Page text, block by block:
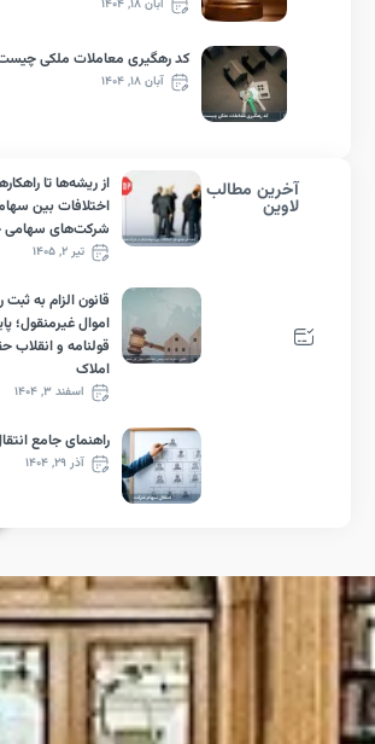
آبان ۱۸, ۱۴۰۴
کد رهگیری معاملات ملکی چیست؟
آبان ۱۸, ۱۴۰۴
مطالب
از ریشه‌ها تا راهکارهای حل
اختلافات بین سهامداران در
شرکت‌های سهامی خاص
تیر ۲, ۱۴۰۵
قانون الزام به ثبت رسمی معاملات
اموال غیرمنقول؛ پایان دوران
قولنامه و انقلاب حقوقی در بازار
املاک
راهنمای جامع انتقال سهام شرکت
آذر ۲۹, ۱۴۰۴